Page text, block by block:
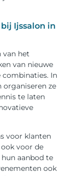
Ijssalon in
van het
van nieuwe
combinaties. In
organiseren ze
te laten
voor klanten
voor de
aanbod te
ook